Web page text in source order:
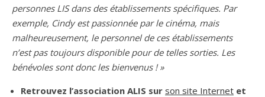
personnes LIS dans des établissements spécifiques. Par
exemple, Cindy est passionnée par le cinéma, mais
malheureusement, le personnel de ces établissements
n’est pas toujours disponible pour de telles sorties. Les
bénévoles sont donc les bienvenus ! »
Retrouvez l’association ALIS sur son site Internet et